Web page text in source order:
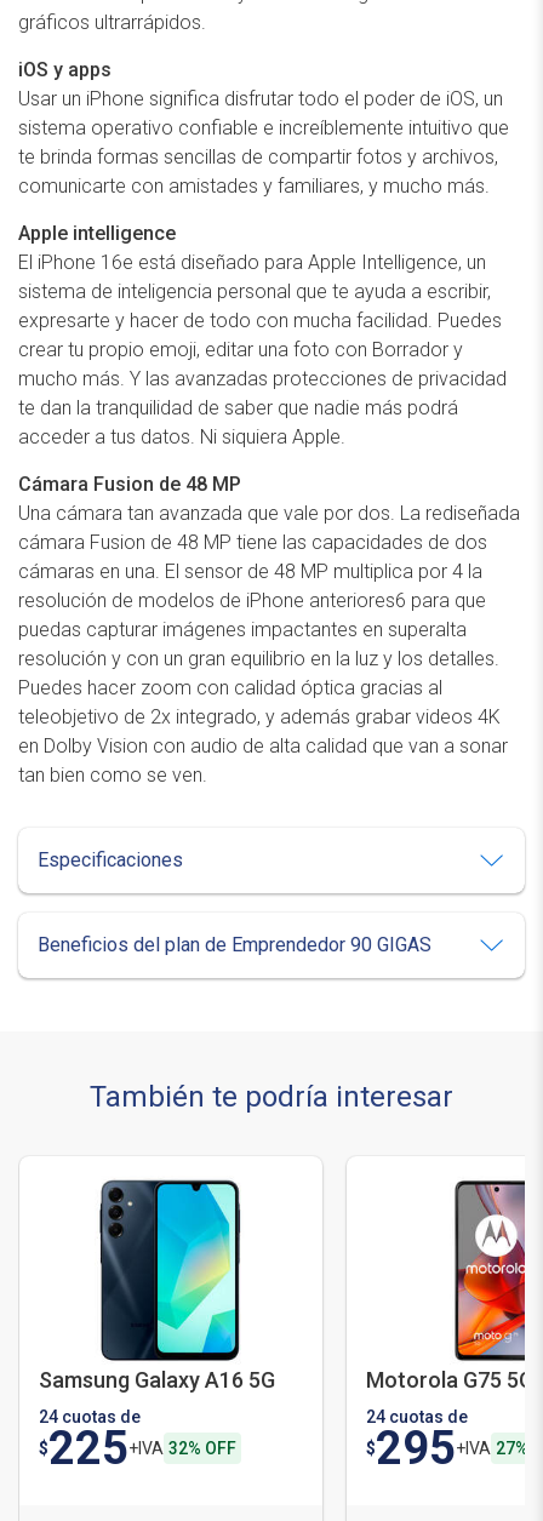
gráficos ultrarrápidos.
iOS y apps
Usar un iPhone significa disfrutar todo el poder de iOS, un
sistema operativo confiable e increíblemente intuitivo que
te brinda formas sencillas de compartir fotos y archivos,
comunicarte con amistades y familiares, y mucho más.
Apple intelligence
El iPhone 16e está diseñado para Apple Intelligence, un
sistema de inteligencia personal que te ayuda a escribir,
expresarte y hacer de todo con mucha facilidad. Puedes
crear tu propio emoji, editar una foto con Borrador y
mucho más. Y las avanzadas protecciones de privacidad
te dan la tranquilidad de saber que nadie más podrá
acceder a tus datos. Ni siquiera Apple.
Cámara Fusion de 48 MP
Una cámara tan avanzada que vale por dos. La rediseñada
cámara Fusion de 48 MP tiene las capacidades de dos
cámaras en una. El sensor de 48 MP multiplica por 4 la
resolución de modelos de iPhone anteriores6 para que
puedas capturar imágenes impactantes en superalta
resolución y con un gran equilibrio en la luz y los detalles.
Puedes hacer zoom con calidad óptica gracias al
teleobjetivo de 2x integrado, y además grabar videos 4K
en Dolby Vision con audio de alta calidad que van a sonar
tan bien como se ven.
Especificaciones
Beneficios del plan de Emprendedor 90 GIGAS
También te podría interesar
Samsung Galaxy A16 5G
24 cuotas de
$225+IVA 32% OFF
Motorola G75 5G
24 cuotas de
$295+IVA 27%